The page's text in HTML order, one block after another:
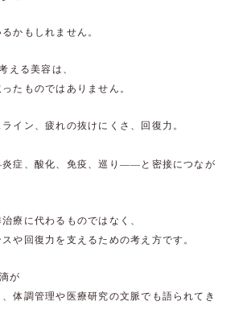
かもしれません。
える美容は、
たものではありません。
イン、疲れの抜けにくさ、回復力。
症、酸化、免疫、巡り——と密接につなが
療に代わるものではなく、
や回復力を支えるための考え方です。
が
体調管理や医療研究の文脈でも語られてき